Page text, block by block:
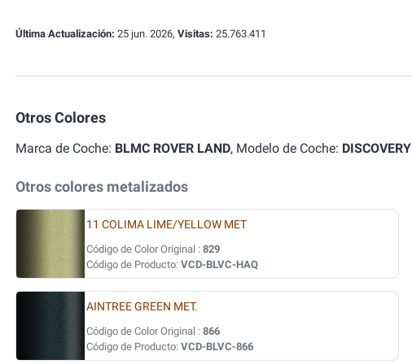
Última Actualización: 25 jun. 2026, Visitas: 25.763.411
Otros Colores
Marca de Coche: BLMC ROVER LAND, Modelo de Coche: DISCOVERY
Otros colores metalizados
11 COLIMA LIME/YELLOW MET
Código de Color Original : 829
Código de Producto: VCD-BLVC-HAQ
AINTREE GREEN MET.
Código de Color Original : 866
Código de Producto: VCD-BLVC-866